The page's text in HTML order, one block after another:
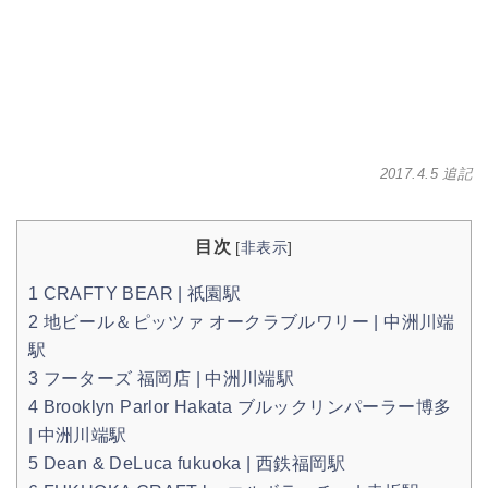
2017.4.5 追記
目次 [非表示]
1 CRAFTY BEAR | 祇園駅
2 地ビール＆ピッツァ オークラブルワリー | 中洲川端
駅
3 フーターズ 福岡店 | 中洲川端駅
4 Brooklyn Parlor Hakata ブルックリンパーラー博多
| 中洲川端駅
5 Dean & DeLuca fukuoka | 西鉄福岡駅